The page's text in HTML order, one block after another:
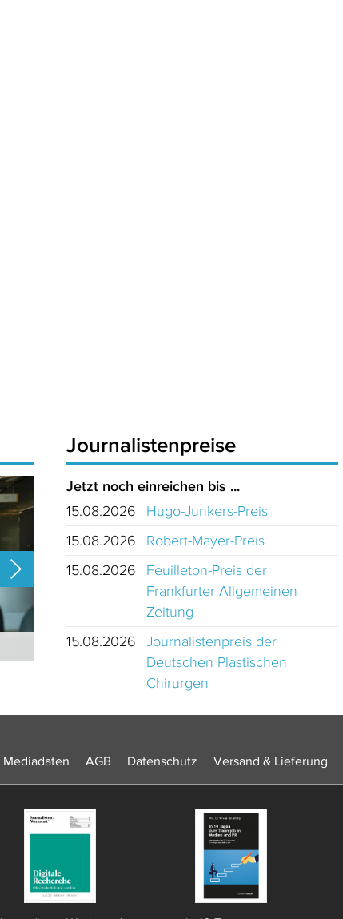
Journalistenpreise
Jetzt noch einreichen bis ...
15.08.2026
Hugo-Junkers-Preis
15.08.2026
Robert-Mayer-Preis
15.08.2026
Feuilleton-Preis der
Frankfurter Allgemeinen
Zeitung
15.08.2026
Journalistenpreis der
Deutschen Plastischen
Chirurgen
Mediadaten AGB Datenschutz Versand & Lieferung